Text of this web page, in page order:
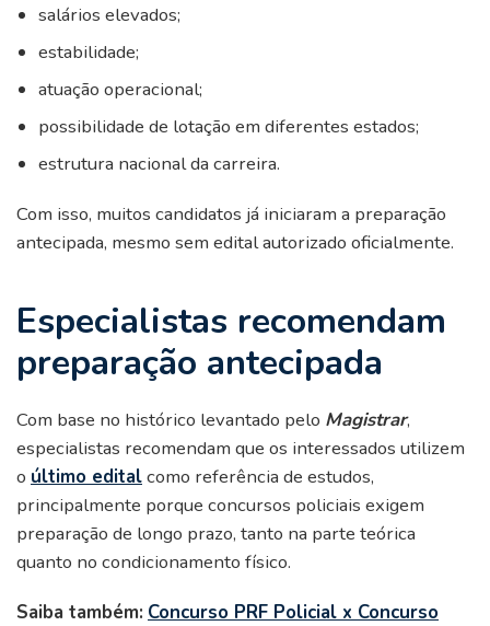
salários elevados;
estabilidade;
atuação operacional;
possibilidade de lotação em diferentes estados;
estrutura nacional da carreira.
Com isso, muitos candidatos já iniciaram a preparação
antecipada, mesmo sem edital autorizado oficialmente.
Especialistas recomendam
preparação antecipada
Com base no histórico levantado pelo Magistrar,
especialistas recomendam que os interessados utilizem
o último editalcomo referência de estudos,
principalmente porque concursos policiais exigem
preparação de longo prazo, tanto na parte teórica
quanto no condicionamento físico.
Saiba também: Concurso PRF Policial x Concurso